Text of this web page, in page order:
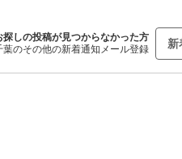
しの投稿が見つからなかった方
葉のその他の新着通知メール登録
新